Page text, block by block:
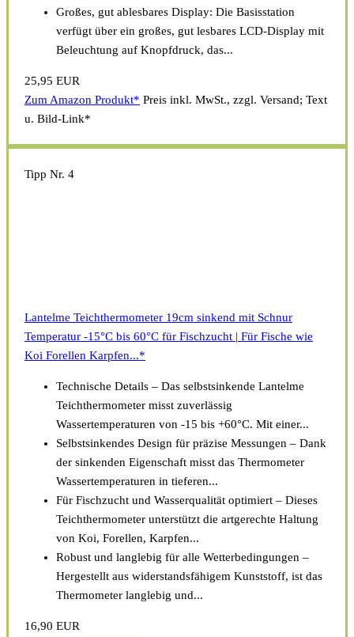
Großes, gut ablesbares Display: Die Basisstation
verfügt über ein großes, gut lesbares LCD-Display mit
Beleuchtung auf Knopfdruck, das...
25,95 EUR
Zum Amazon Produkt* Preis inkl. MwSt., zzgl. Versand; Text
u. Bild-Link*
Tipp Nr. 4
Lantelme Teichthermometer 19cm sinkend mit Schnur
Temperatur -15°C bis 60°C für Fischzucht | Für Fische wie
Koi Forellen Karpfen...*
Technische Details – Das selbstsinkende Lantelme
Teichthermometer misst zuverlässig
Wassertemperaturen von -15 bis +60°C. Mit einer...
Selbstsinkendes Design für präzise Messungen – Dank
der sinkenden Eigenschaft misst das Thermometer
Wassertemperaturen in tieferen...
Für Fischzucht und Wasserqualität optimiert – Dieses
Teichthermometer unterstützt die artgerechte Haltung
von Koi, Forellen, Karpfen...
Robust und langlebig für alle Wetterbedingungen –
Hergestellt aus widerstandsfähigem Kunststoff, ist das
Thermometer langlebig und...
16,90 EUR